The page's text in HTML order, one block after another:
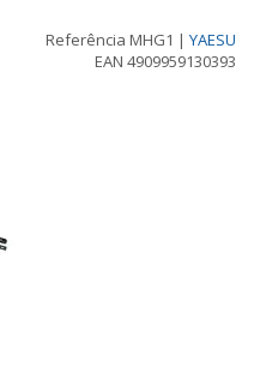
Referência MHG1 | YAESU
EAN 4909959130393